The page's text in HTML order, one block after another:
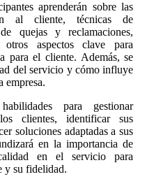
aprenderán sobre las
al cliente, técnicas de
quejas y reclamaciones,
aspectos clave para
para el cliente. Además, se
del servicio y cómo influye
empresa.
para gestionar
clientes, identificar sus
soluciones adaptadas a sus
en la importancia de
en el servicio para
y su fidelidad.